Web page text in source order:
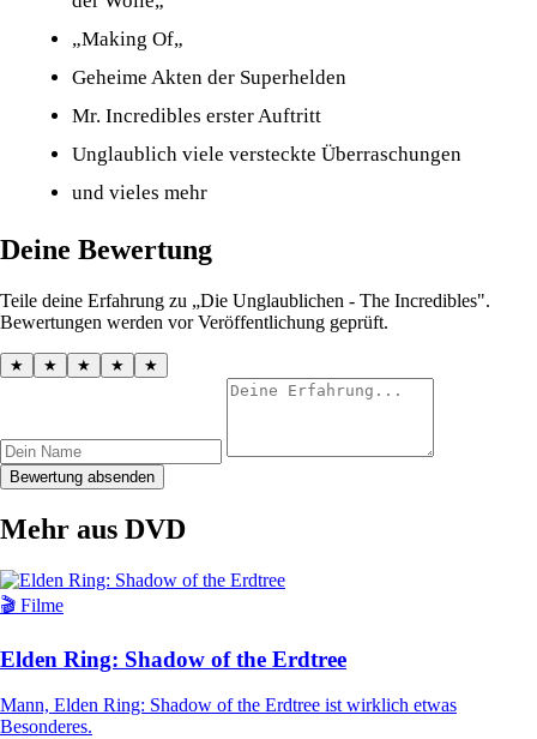
„Making Of„
Geheime Akten der Superhelden
Mr. Incredibles erster Auftritt
Unglaublich viele versteckte Überraschungen
und vieles mehr
Deine Bewertung
Teile deine Erfahrung zu „Die Unglaublichen - The Incredibles".
Bewertungen werden vor Veröffentlichung geprüft.
★ ★ ★ ★ ★
Bewertung absenden
Mehr aus DVD
🎬 Filme
Elden Ring: Shadow of the Erdtree
Mann, Elden Ring: Shadow of the Erdtree ist wirklich etwas
Besonderes.